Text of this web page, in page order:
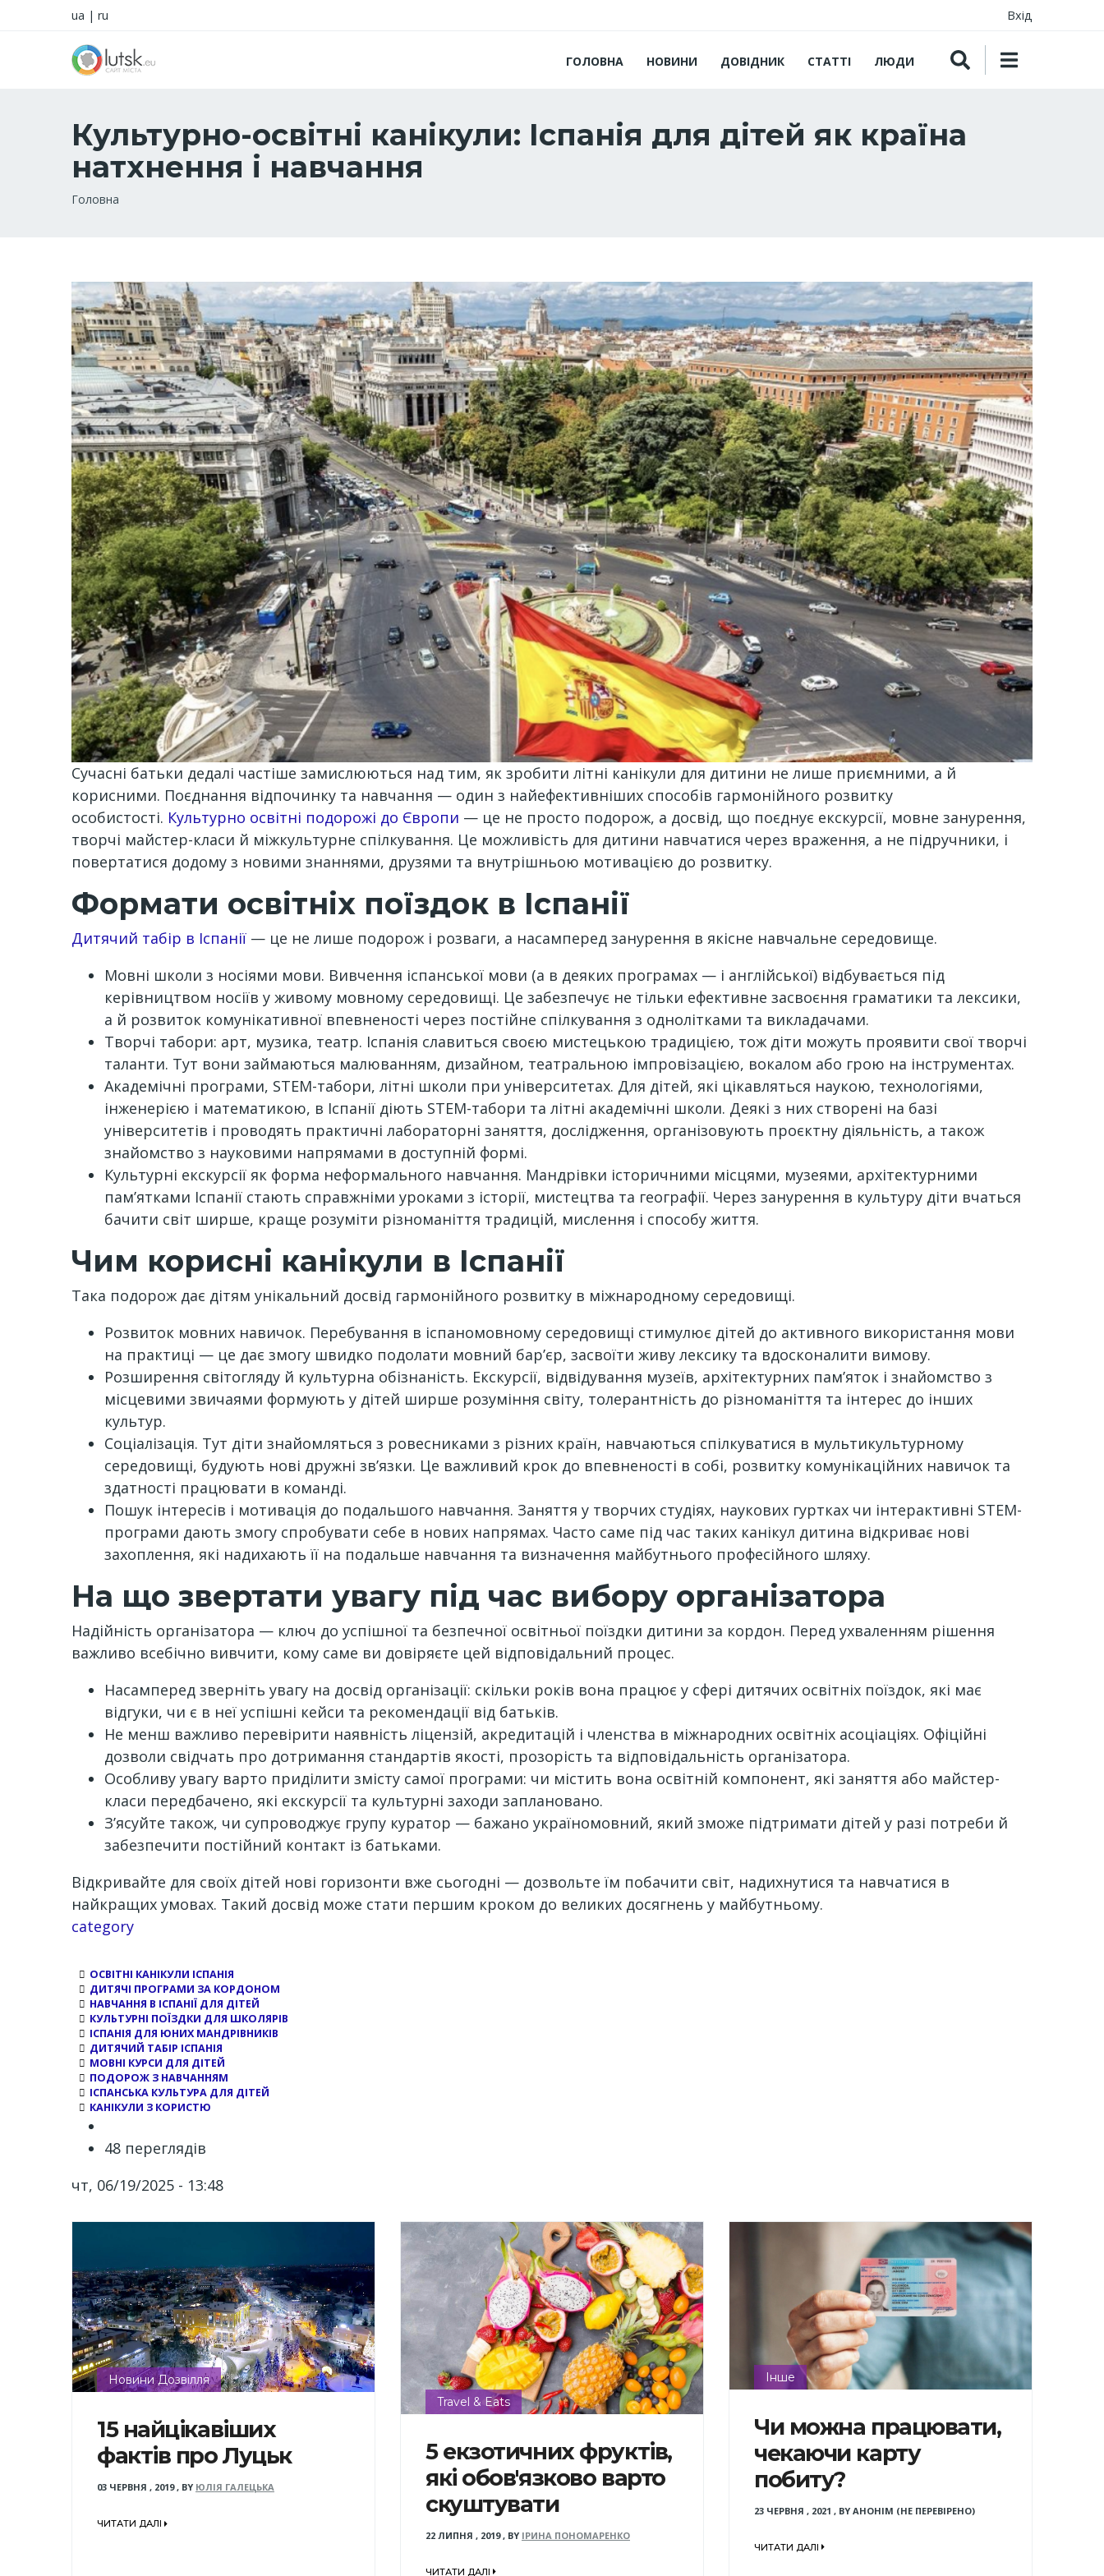
ua | ru Вхід
ГОЛОВНА НОВИНИ ДОВІДНИК СТАТТІ ЛЮДИ
Культурно-освітні канікули: Іспанія для дітей як країна
натхнення і навчання
Рядок
Головна
Сучасні батьки дедалі частіше замислюються над тим, як зробити літні канікули для дитини не лише приємними, а й
корисними. Поєднання відпочинку та навчання — один з найефективніших способів гармонійного розвитку
особистості. Культурно освітні подорожі до Європи — це не просто подорож, а досвід, що поєднує екскурсії, мовне занурення,
творчі майстер-класи й міжкультурне спілкування. Це можливість для дитини навчатися через враження, а не підручники, і
повертатися додому з новими знаннями, друзями та внутрішньою мотивацією до розвитку.
Формати освітніх поїздок в Іспанії
Дитячий табір в Іспанії — це не лише подорож і розваги, а насамперед занурення в якісне навчальне середовище.
Мовні школи з носіями мови. Вивчення іспанської мови (а в деяких програмах — і англійської) відбувається під
керівництвом носіїв у живому мовному середовищі. Це забезпечує не тільки ефективне засвоєння граматики та лексики,
а й розвиток комунікативної впевненості через постійне спілкування з однолітками та викладачами.
Творчі табори: арт, музика, театр. Іспанія славиться своєю мистецькою традицією, тож діти можуть проявити свої творчі
таланти. Тут вони займаються малюванням, дизайном, театральною імпровізацією, вокалом або грою на інструментах.
Академічні програми, STEM-табори, літні школи при університетах. Для дітей, які цікавляться наукою, технологіями,
інженерією і математикою, в Іспанії діють STEM-табори та літні академічні школи. Деякі з них створені на базі
університетів і проводять практичні лабораторні заняття, дослідження, організовують проєктну діяльність, а також
знайомство з науковими напрямами в доступній формі.
Культурні екскурсії як форма неформального навчання. Мандрівки історичними місцями, музеями, архітектурними
пам’ятками Іспанії стають справжніми уроками з історії, мистецтва та географії. Через занурення в культуру діти вчаться
бачити світ ширше, краще розуміти різноманіття традицій, мислення і способу життя.
Чим корисні канікули в Іспанії
Така подорож дає дітям унікальний досвід гармонійного розвитку в міжнародному середовищі.
Розвиток мовних навичок. Перебування в іспаномовному середовищі стимулює дітей до активного використання мови
на практиці — це дає змогу швидко подолати мовний бар’єр, засвоїти живу лексику та вдосконалити вимову.
Розширення світогляду й культурна обізнаність. Екскурсії, відвідування музеїв, архітектурних пам’яток і знайомство з
місцевими звичаями формують у дітей ширше розуміння світу, толерантність до різноманіття та інтерес до інших
культур.
Соціалізація. Тут діти знайомляться з ровесниками з різних країн, навчаються спілкуватися в мультикультурному
середовищі, будують нові дружні зв’язки. Це важливий крок до впевненості в собі, розвитку комунікаційних навичок та
здатності працювати в команді.
Пошук інтересів і мотивація до подальшого навчання. Заняття у творчих студіях, наукових гуртках чи інтерактивні STEM-
програми дають змогу спробувати себе в нових напрямах. Часто саме під час таких канікул дитина відкриває нові
захоплення, які надихають її на подальше навчання та визначення майбутнього професійного шляху.
На що звертати увагу під час вибору організатора
Надійність організатора — ключ до успішної та безпечної освітньої поїздки дитини за кордон. Перед ухваленням рішення
важливо всебічно вивчити, кому саме ви довіряєте цей відповідальний процес.
Насамперед зверніть увагу на досвід організації: скільки років вона працює у сфері дитячих освітніх поїздок, які має
відгуки, чи є в неї успішні кейси та рекомендації від батьків.
Не менш важливо перевірити наявність ліцензій, акредитацій і членства в міжнародних освітніх асоціаціях. Офіційні
дозволи свідчать про дотримання стандартів якості, прозорість та відповідальність організатора.
Особливу увагу варто приділити змісту самої програми: чи містить вона освітній компонент, які заняття або майстер-
класи передбачено, які екскурсії та культурні заходи заплановано.
З’ясуйте також, чи супроводжує групу куратор — бажано україномовний, який зможе підтримати дітей у разі потреби й
забезпечити постійний контакт із батьками.
Відкривайте для своїх дітей нові горизонти вже сьогодні — дозвольте їм побачити світ, надихнутися та навчатися в
найкращих умовах. Такий досвід може стати першим кроком до великих досягнень у майбутньому.
Channel
category
ОСВІТНІ КАНІКУЛИ ІСПАНІЯ
ДИТЯЧІ ПРОГРАМИ ЗА КОРДОНОМ
НАВЧАННЯ В ІСПАНІЇ ДЛЯ ДІТЕЙ
КУЛЬТУРНІ ПОЇЗДКИ ДЛЯ ШКОЛЯРІВ
ІСПАНІЯ ДЛЯ ЮНИХ МАНДРІВНИКІВ
ДИТЯЧИЙ ТАБІР ІСПАНІЯ
МОВНІ КУРСИ ДЛЯ ДІТЕЙ
ПОДОРОЖ З НАВЧАННЯМ
ІСПАНСЬКА КУЛЬТУРА ДЛЯ ДІТЕЙ
КАНІКУЛИ З КОРИСТЮ
48 переглядів
чт, 06/19/2025 - 13:48
Новини Дозвілля
15 найцікавіших
фактів про Луцьк
03 ЧЕРВНЯ , 2019, BY ЮЛІЯ ГАЛЕЦЬКА
ЧИТАТИ ДАЛІ
Travel & Eats
5 екзотичних фруктів,
які обов'язково варто
скуштувати
22 ЛИПНЯ , 2019, BY ІРИНА ПОНОМАРЕНКО
ЧИТАТИ ДАЛІ
Інше
Чи можна працювати,
чекаючи карту
побиту?
23 ЧЕРВНЯ , 2021 , BY АНОНІМ (НЕ ПЕРЕВІРЕНО)
ЧИТАТИ ДАЛІ